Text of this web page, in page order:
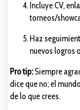
Incluye CV,
torneos/
Haz
nuevos logros
Pro tip:Siempre
dice que no; el
de lo que crees.